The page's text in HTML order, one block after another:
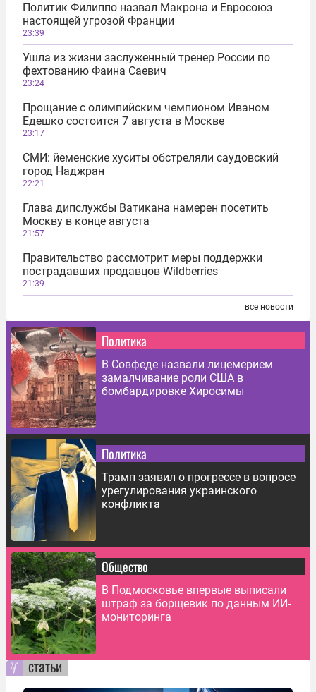
Политик Филиппо назвал Макрона и Евросоюз
настоящей угрозой Франции
23:39
Ушла из жизни заслуженный тренер России по
фехтованию Фаина Саевич
23:24
Прощание с олимпийским чемпионом Иваном
Едешко состоится 7 августа в Москве
23:17
СМИ: йеменские хуситы обстреляли саудовский
город Наджран
22:21
Глава дипслужбы Ватикана намерен посетить
Москву в конце августа
21:57
Правительство рассмотрит меры поддержки
пострадавших продавцов Wildberries
21:39
все новости
Политика
В Совфеде назвали лицемерием
замалчивание роли США в
бомбардировке Хиросимы
Политика
Трамп заявил о прогрессе в вопросе
урегулирования украинского
конфликта
Общество
В Подмосковье впервые выписали
штраф за борщевик по данным ИИ-
мониторинга
статьи